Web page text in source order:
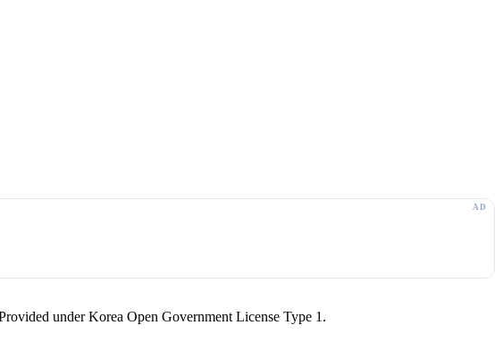
under Korea Open Government License Type 1.